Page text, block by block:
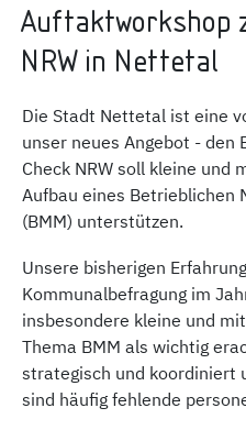
Auftaktworkshop
NRW in Nettetal
Die Stadt Nettetal ist eine
unser neues Angebot - den
Check NRW soll kleine
Aufbau eines
(BMM) unterstützen.
Unsere bisherigen
Kommunalbefragung im
insbesondere kleine und
Thema BMM als wichtig
strategisch und koordiniert
sind häufig fehlende